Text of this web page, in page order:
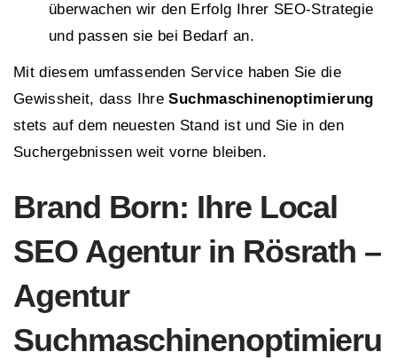
überwachen wir den Erfolg Ihrer SEO-Strategie
und passen sie bei Bedarf an.
Mit diesem umfassenden Service haben Sie die
Gewissheit, dass IhreSuchmaschinenoptimierung
stets auf dem neuesten Stand ist und Sie in den
Suchergebnissen weit vorne bleiben.
Brand Born: Ihre Local
SEO Agentur in Rösrath –
Agentur
Suchmaschinenoptimieru